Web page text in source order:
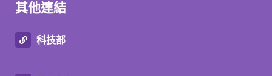
其他連結
科技部